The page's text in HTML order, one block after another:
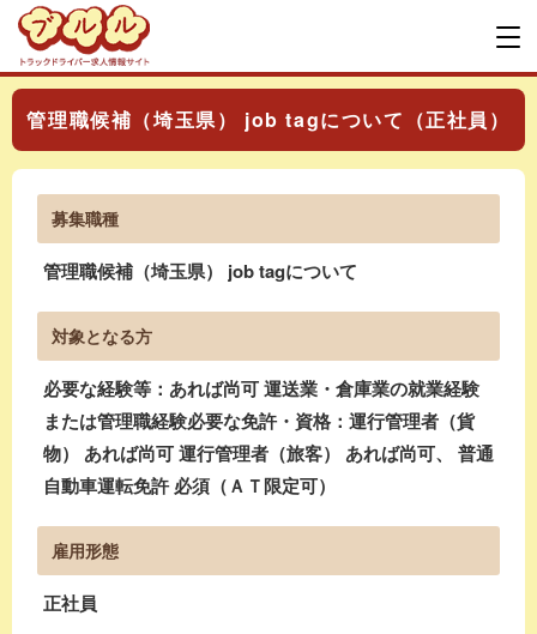
管理職候補（埼玉県） job tagについて（正社員）
募集職種
管理職候補（埼玉県） job tagについて
対象となる方
必要な経験等：あれば尚可 運送業・倉庫業の就業経験
または管理職経験必要な免許・資格：運行管理者（貨
物） あれば尚可 運行管理者（旅客） あれば尚可、 普通
自動車運転免許 必須（ＡＴ限定可）
雇用形態
正社員